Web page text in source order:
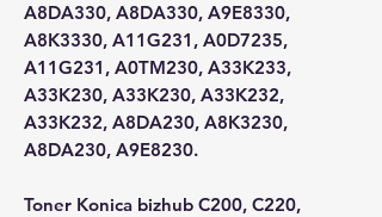
A8DA330, A8DA330, A9E8330,
A8K3330, A11G231, A0D7235,
A11G231, A0TM230, A33K233,
A33K230, A33K230, A33K232,
A33K232, A8DA230, A8K3230,
A8DA230, A9E8230.
Toner Konica bizhub C200, C220,